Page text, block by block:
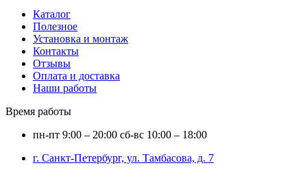
Каталог
Полезное
Установка и монтаж
Контакты
Отзывы
Оплата и доставка
Наши работы
Время работы
пн-пт 9:00 – 20:00 сб-вс 10:00 – 18:00
г. Санкт-Петербург, ул. Тамбасова, д. 7